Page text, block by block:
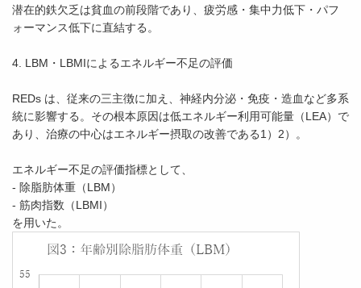
潜在的鉄欠乏は貧血の前段階であり、疲労感・集中力低下・パフ
ォーマンス低下に直結する。
4. LBM・LBMIによるエネルギー不足の評価
REDs は、従来の三主徴に加え、神経内分泌・免疫・造血など多系
統に影響する。その根本原因は低エネルギー利用可能量（LEA）で
あり、治療の中心はエネルギー摂取の改善である1）2）。
エネルギー不足の評価指標として、
- 除脂肪体重（LBM）
- 筋肉指数（LBMI）
を用いた。